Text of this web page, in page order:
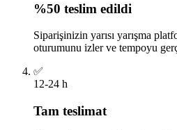
%50 teslim edildi
Siparişinizin yarısı yarışma
oturumunu izler ve tempoyu
✅
12-24 h
Tam teslimat